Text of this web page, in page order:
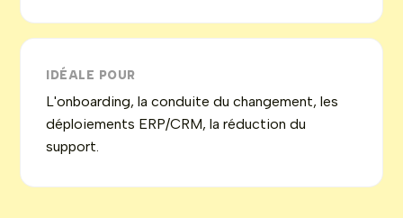
IDÉALE POUR
L'onboarding, la conduite du changement, les
déploiements ERP/CRM, la réduction du
support.